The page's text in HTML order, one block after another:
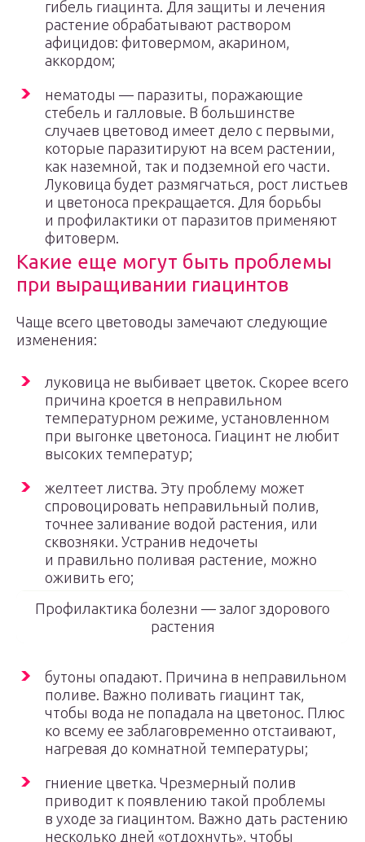
гибель гиацинта. Для защиты и лечения
растение обрабатывают раствором
афицидов: фитовермом, акарином,
аккордом;
нематоды — паразиты, поражающие
стебель и галловые. В большинстве
случаев цветовод имеет дело с первыми,
которые паразитируют на всем растении,
как наземной, так и подземной его части.
Луковица будет размягчаться, рост листьев
и цветоноса прекращается. Для борьбы
и профилактики от паразитов применяют
фитоверм.
Какие еще могут быть проблемы
при выращивании гиацинтов
Чаще всего цветоводы замечают следующие
изменения:
луковица не выбивает цветок. Скорее всего
причина кроется в неправильном
температурном режиме, установленном
при выгонке цветоноса. Гиацинт не любит
высоких температур;
желтеет листва. Эту проблему может
спровоцировать неправильный полив,
точнее заливание водой растения, или
сквозняки. Устранив недочеты
и правильно поливая растение, можно
оживить его;
Профилактика болезни — залог здорового
растения
бутоны опадают. Причина в неправильном
поливе. Важно поливать гиацинт так,
чтобы вода не попадала на цветонос. Плюс
ко всему ее заблаговременно отстаивают,
нагревая до комнатной температуры;
гниение цветка. Чрезмерный полив
приводит к появлению такой проблемы
в уходе за гиацинтом. Важно дать растению
несколько дней «отдохнуть», чтобы